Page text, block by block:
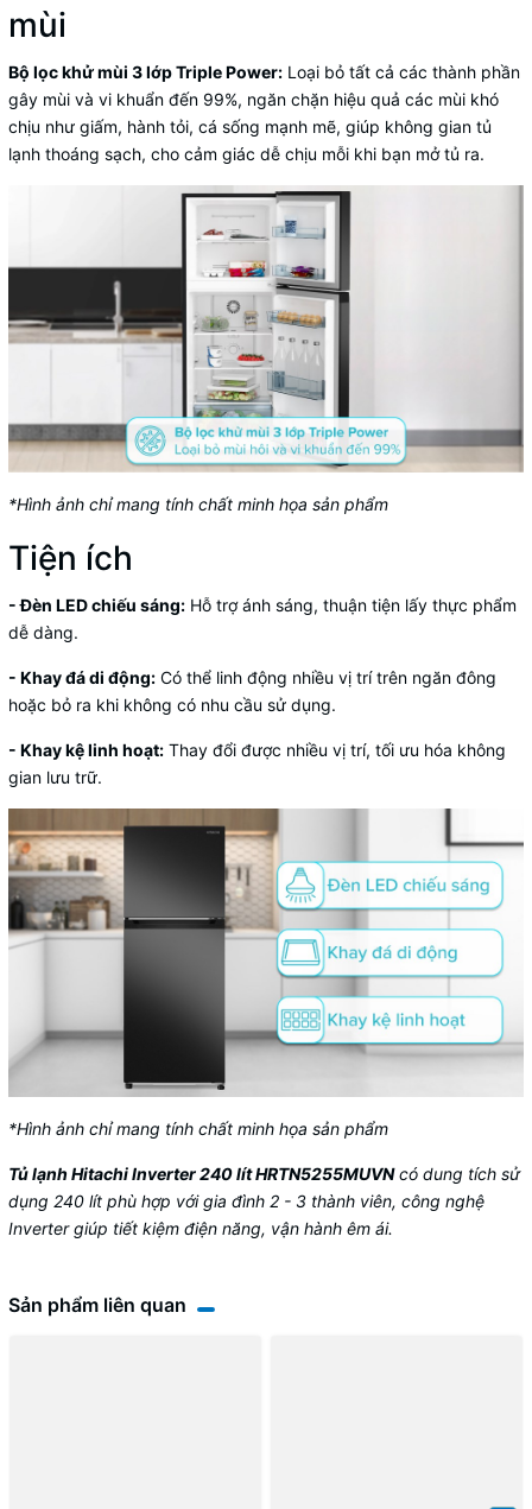
mùi
Bộ lọc khử mùi 3 lớp Triple Power: Loại bỏ tất cả các thành phần
gây mùi và vi khuẩn đến 99%, ngăn chặn hiệu quả các mùi khó
chịu như giấm, hành tỏi, cá sống mạnh mẽ, giúp không gian tủ
lạnh thoáng sạch, cho cảm giác dễ chịu mỗi khi bạn mở tủ ra.
*Hình ảnh chỉ mang tính chất minh họa sản phẩm
Tiện ích
- Đèn LED chiếu sáng: Hỗ trợ ánh sáng, thuận tiện lấy thực phẩm
dễ dàng.
- Khay đá di động: Có thể linh động nhiều vị trí trên ngăn đông
hoặc bỏ ra khi không có nhu cầu sử dụng.
- Khay kệ linh hoạt: Thay đổi được nhiều vị trí, tối ưu hóa không
gian lưu trữ.
*Hình ảnh chỉ mang tính chất minh họa sản phẩm
Tủ lạnh Hitachi Inverter 240 lít HRTN5255MUVNcó dung tích sử
dụng 240 lít phù hợp với gia đình 2 - 3 thành viên, công nghệ
Inverter giúp tiết kiệm điện năng, vận hành êm ái.
Sản phẩm liên quan